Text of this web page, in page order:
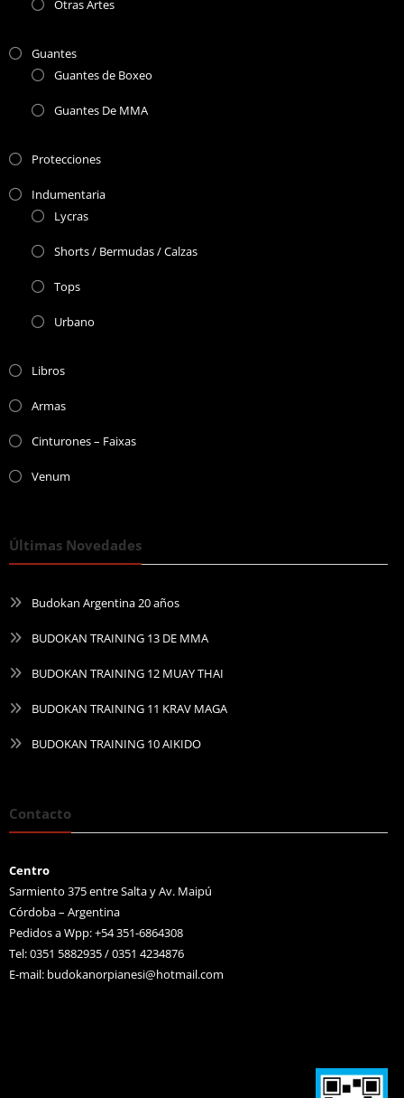
Otras Artes
Guantes
Guantes de Boxeo
Guantes De MMA
Protecciones
Indumentaria
Lycras
Shorts / Bermudas / Calzas
Tops
Urbano
Libros
Armas
Cinturones – Faixas
Venum
Últimas Novedades
Budokan Argentina 20 años
BUDOKAN TRAINING 13 DE MMA
BUDOKAN TRAINING 12 MUAY THAI
BUDOKAN TRAINING 11 KRAV MAGA
BUDOKAN TRAINING 10 AIKIDO
Contacto
Centro
Sarmiento 375 entre Salta y Av. Maipú
Córdoba – Argentina
Pedidos a Wpp: +54 351-6864308
Tel: 0351 5882935 / 0351 4234876
E-mail: budokanorpianesi@hotmail.com